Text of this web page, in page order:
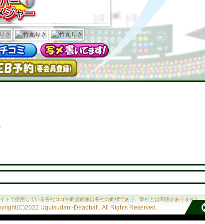
トで使用している各社ロゴや商品画像は各社の商標であり、弊社とは関係がありません。
Uguisudani-Deadball. All Rights Reserved.